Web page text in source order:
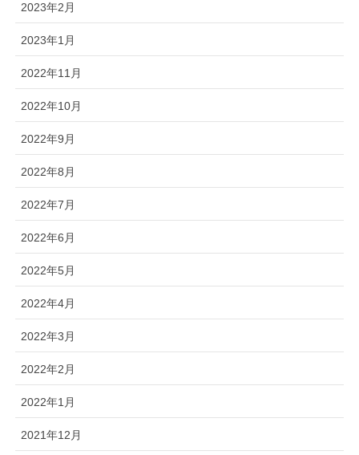
2023年2月
2023年1月
2022年11月
2022年10月
2022年9月
2022年8月
2022年7月
2022年6月
2022年5月
2022年4月
2022年3月
2022年2月
2022年1月
2021年12月